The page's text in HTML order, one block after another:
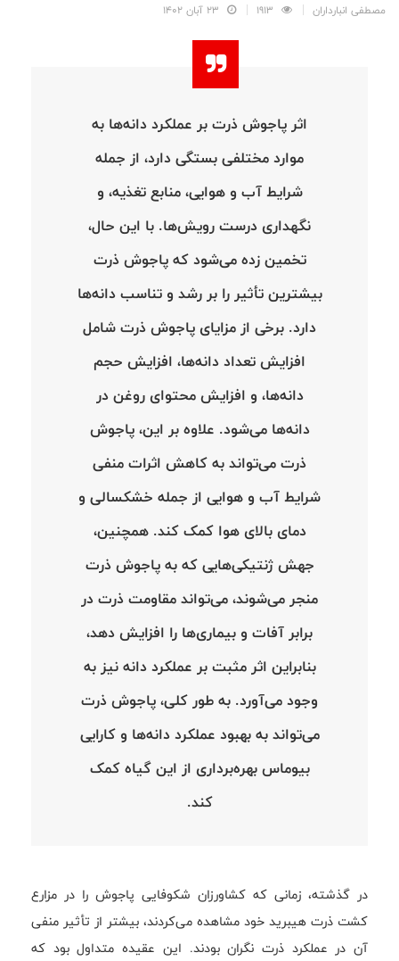
مصطفی انبارداران
اثر پاجوش ذرت بر عملکرد دانه‌ها به
موارد مختلفی بستگی دارد، از جمله
شرایط آب و هوایی، منابع تغذیه، و
نگهداری درست رویش‌ها. با این حال،
تخمین زده می‌شود که پاجوش ذرت
بیشترین تأثیر را بر رشد و تناسب دانه‌ها
دارد. برخی از مزایای پاجوش ذرت شامل
افزایش تعداد دانه‌ها، افزایش حجم
دانه‌ها، و افزایش محتوای روغن در
دانه‌ها می‌شود. علاوه بر این، پاجوش
ذرت می‌تواند به کاهش اثرات منفی
شرایط آب و هوایی از جمله خشکسالی و
دمای بالای هوا کمک کند. همچنین،
جهش ژنتیکی‌هایی که به پاجوش ذرت
منجر می‌شوند، می‌تواند مقاومت ذرت در
برابر آفات و بیماری‌ها را افزایش دهد،
بنابراین اثر مثبت بر عملکرد دانه نیز به
وجود می‌آورد. به طور کلی، پاجوش ذرت
می‌تواند به بهبود عملکرد دانه‌ها و کارایی
بیوماس بهره‌برداری از این گیاه کمک
کند.
در گذشته، زمانی که کشاورزان شکوفایی پاجوش را در مزارع
کشت ذرت هیبرید خود مشاهده می‌کردند، بیشتر از تأثیر منفی
آن در عملکرد ذرت نگران بودند. این عقیده متداول بود که